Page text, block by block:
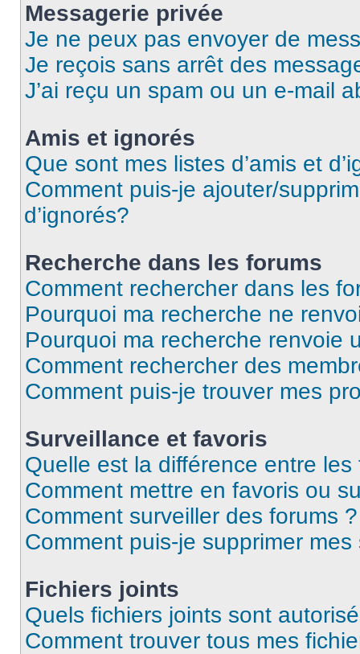
Messagerie privée
Je ne peux pas envoyer de
Je reçois sans arrêt des
J’ai reçu un spam ou un e-mail
Amis et ignorés
Que sont mes listes d’amis et
Comment puis-je ajouter/
d’ignorés?
Recherche dans les forums
Comment rechercher dans les
Pourquoi ma recherche ne
Pourquoi ma recherche renvoie
Comment rechercher des
Comment puis-je trouver mes
Surveillance et favoris
Quelle est la différence entre
Comment mettre en favoris ou
Comment surveiller des forums ?
Comment puis-je supprimer
Fichiers joints
Quels fichiers joints sont
Comment trouver tous mes